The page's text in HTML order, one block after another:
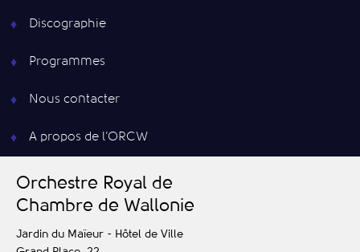
Discographie
Programmes
Nous contacter
A propos de l’ORCW
Orchestre Royal de
Chambre de Wallonie
Jardin du Maïeur - Hôtel de Ville